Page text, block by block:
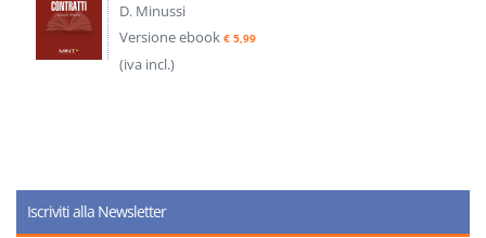
D. Minussi
Versione ebook € 5,99
(iva incl.)
Iscriviti alla Newsletter